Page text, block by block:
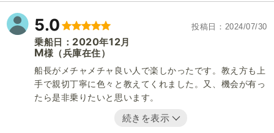
5.0 投稿日 2024/07/30
乗船日： 2020年12月
M様 （兵庫在住）
船長がメチャメチャ良い人で楽しかったです。教え方も上
手で親切丁寧に色々と教えてくれました。又、機会が有っ
たら是非乗りたいと思います。
続きを表示